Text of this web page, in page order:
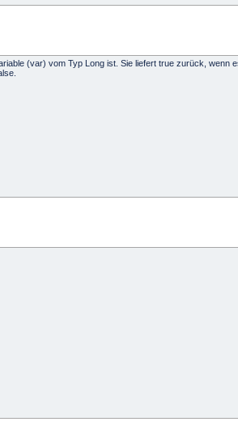
(var) vom Typ Long ist. Sie liefert true zurück, wenn